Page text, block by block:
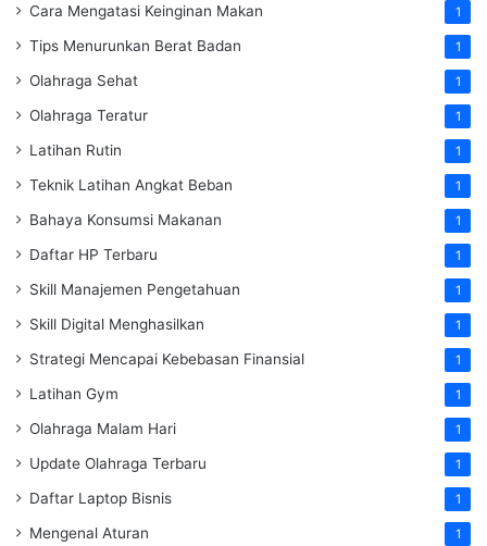
Cara Mengatasi Keinginan Makan 1
Tips Menurunkan Berat Badan 1
Olahraga Sehat 1
Olahraga Teratur 1
Latihan Rutin 1
Teknik Latihan Angkat Beban 1
Bahaya Konsumsi Makanan 1
Daftar HP Terbaru 1
Skill Manajemen Pengetahuan 1
Skill Digital Menghasilkan 1
Strategi Mencapai Kebebasan Finansial 1
Latihan Gym 1
Olahraga Malam Hari 1
Update Olahraga Terbaru 1
Daftar Laptop Bisnis 1
Mengenal Aturan 1